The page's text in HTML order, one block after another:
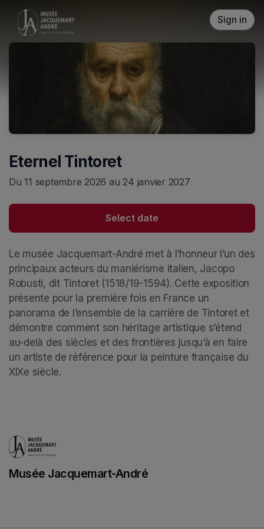
Skip header
Sign in
Eternel Tintoret
Du 11 septembre 2026 au 24 janvier 2027
Select date
Le musée Jacquemart-André met à l’honneur l’un des
principaux acteurs du maniérisme italien, Jacopo
Robusti, dit Tintoret (1518/19-1594). Cette exposition
présente pour la première fois en France un
panorama de l’ensemble de la carrière de Tintoret et
démontre comment son héritage artistique s’étend
au-delà des siècles et des frontières jusqu’à en faire
un artiste de référence pour la peinture française du
XIXe siècle.
Musée Jacquemart-André